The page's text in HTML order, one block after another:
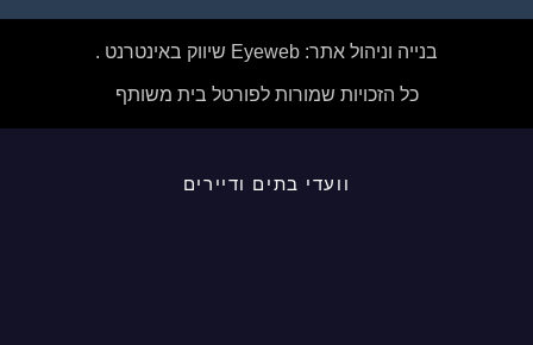
בנייה וניהול אתר: Eyeweb שיווק באינטרנט .
כל הזכויות שמורות לפורטל בית משותף
וועדי בתים ודיירים